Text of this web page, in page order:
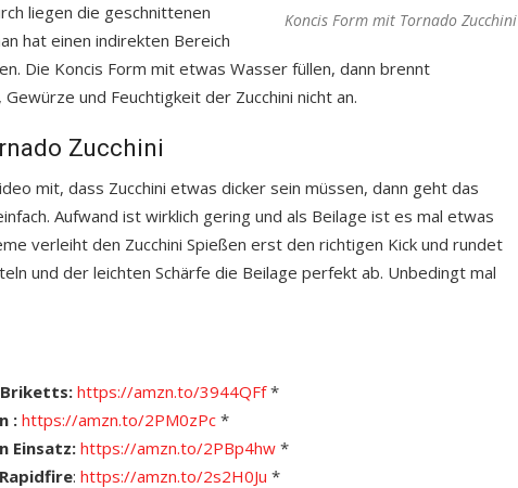
Koncis Form mit Tornado Zucchini
liegen die geschnittenen
hat einen indirekten Bereich
Die Koncis Form mit etwas Wasser füllen, dann brennt
und Feuchtigkeit der Zucchini nicht an.
Zucchini
mit, dass Zucchini etwas dicker sein müssen, dann geht das
Aufwand ist wirklich gering und als Beilage ist es mal etwas
verleiht den Zucchini Spießen erst den richtigen Kick und rundet
und der leichten Schärfe die Beilage perfekt ab. Unbedingt mal
Briketts: https://amzn.to/3944QFf*
:https://amzn.to/2PM0zPc *
Einsatz: https://amzn.to/2PBp4hw *
: https://amzn.to/2s2H0Ju *